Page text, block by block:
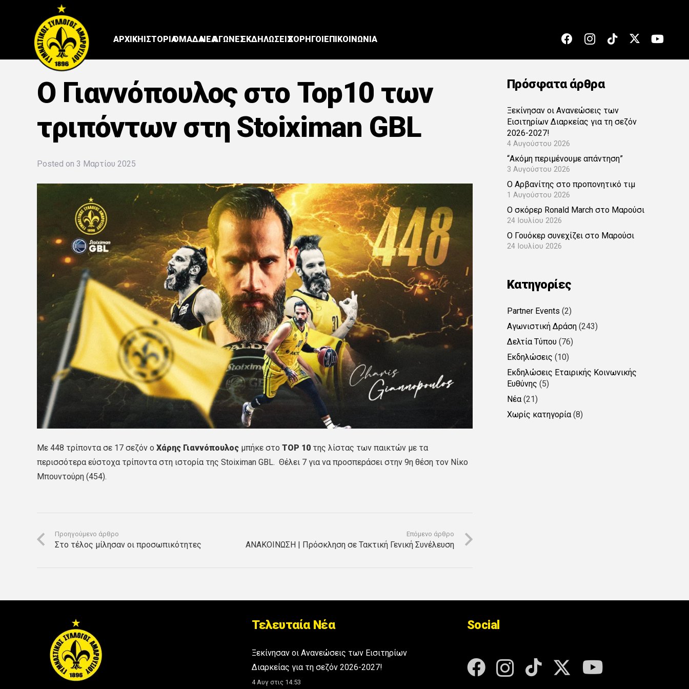
ΑΡΧΙΚΗΙΣΤΟΡΙΑΟΜΑΔΑΝΕΑΑΓΩΝΕΣΕΚΔΗΛΩΣΕΙΣΧΟΡΗΓΟΙΕΠΙΚΟΙΝΩΝΙΑ
Ο Γιαννόπουλος στο Top10 των
τριπόντων στη Stoiximan GBL
Posted on 3 Μαρτίου 2025
Με 448 τρίποντα σε 17 σεζόν ο Χάρης Γιαννόπουλος μπήκε στο TOP 10 της λίστας των παικτών με τα
περισσότερα εύστοχα τρίποντα στη ιστορία της Stoiximan GBL. Θέλει 7 για να προσπεράσει στην 9η θέση τον Νίκο
Μπουντούρη (454).
Προηγούμενο άρθρο
Στο τέλος μίλησαν οι προσωπικότητες
Επόμενο άρθρο
ΑΝΑΚΟΙΝΩΣΗ | Πρόσκληση σε Τακτική Γενική Συνέλευση
Πρόσφατα άρθρα
Ξεκίνησαν οι Ανανεώσεις των
Εισιτηρίων Διαρκείας για τη σεζόν
2026-2027!
4 Αυγούστου 2026
“Ακόμη περιμένουμε απάντηση”
3 Αυγούστου 2026
Ο Αρβανίτης στο προπονητικό τιμ
1 Αυγούστου 2026
Ο σκόρερ Ronald March στο Μαρούσι
24 Ιουλίου 2026
Ο Γουόκερ συνεχίζει στο Μαρούσι
24 Ιουλίου 2026
Kατηγορίες
Partner Events (2)
Αγωνιστική Δράση(243)
Δελτία Τύπου (76)
Εκδηλώσεις (10)
Εκδηλώσεις Εταιρικής Κοινωνικής
Ευθύνης (5)
Νέα(21)
Χωρίς κατηγορία(8)
Τελευταία Νέα
Ξεκίνησαν οι Ανανεώσεις των Εισιτηρίων
Διαρκείας για τη σεζόν 2026-2027!
4 Αυγ στις 14:53
Social